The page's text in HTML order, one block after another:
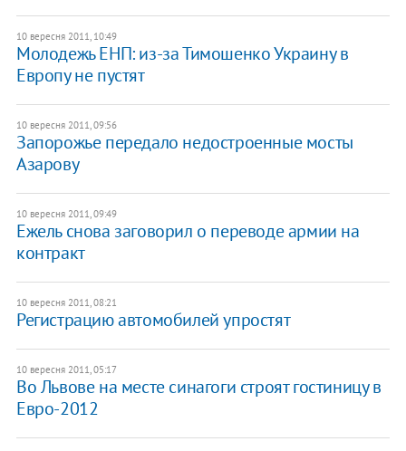
10 вересня 2011, 10:49
Молодежь ЕНП: из-за Тимошенко Украину в
Европу не пустят
10 вересня 2011, 09:56
Запорожье передало недостроенные мосты
Азарову
10 вересня 2011, 09:49
Ежель снова заговорил о переводе армии на
контракт
10 вересня 2011, 08:21
Регистрацию автомобилей упростят
10 вересня 2011, 05:17
Во Львове на месте синагоги строят гостиницу в
Евро-2012